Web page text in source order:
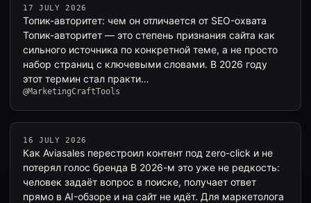
17 JULY 2026
Топик-авторитет: чем он отличается от SEO-охвата
Топик-авторитет — это степень признания сайта как
сильного источника по конкретной теме, а не просто
набор страниц с ключевыми словами. В 2026 году
этот термин стал практи…
@MarketingCraftTools
16 JULY 2026
Как Aviasales перестроил контент под zero-click и не
потерял голос бренда В 2026-м это уже не редкость:
человек задаёт вопрос в поиске, получает ответ
прямо в AI-обзоре и на сайт не идёт. Для маркетолога